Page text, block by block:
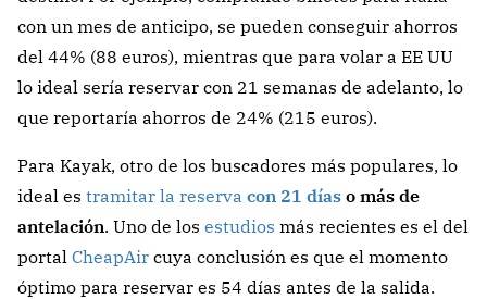
con un mes de anticipo, se pueden conseguir ahorros
del 44% (88 euros), mientras que para volar a EE UU
lo ideal sería reservar con 21 semanas de adelanto, lo
que reportaría ahorros de 24% (215 euros).
Para Kayak, otro de los buscadores más populares, lo
ideal es tramitar la reserva con 21 días o más de
antelación. Uno de los estudios más recientes es el del
portal CheapAir cuya conclusión es que el momento
óptimo para reservar es 54 días antes de la salida.